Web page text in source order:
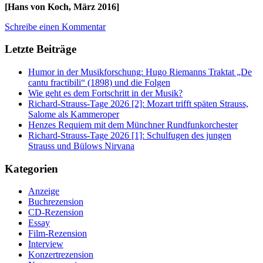
[Hans von Koch, März 2016]
Schreibe einen Kommentar
Letzte Beiträge
Humor in der Musikforschung: Hugo Riemanns Traktat „De
cantu fractibili“ (1898) und die Folgen
Wie geht es dem Fortschritt in der Musik?
Richard-Strauss-Tage 2026 [2]: Mozart trifft späten Strauss,
Salome als Kammeroper
Henzes Requiem mit dem Münchner Rundfunkorchester
Richard-Strauss-Tage 2026 [1]: Schulfugen des jungen
Strauss und Bülows Nirvana
Kategorien
Anzeige
Buchrezension
CD-Rezension
Essay
Film-Rezension
Interview
Konzertrezension